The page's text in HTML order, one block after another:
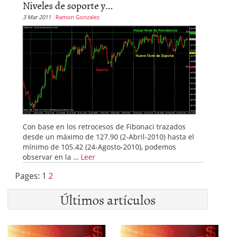
Niveles de soporte y...
3 Mar 2011 Ramon Gonzalez
Con base en los retrocesos de Fibonaci trazados
desde un máximo de 127.90 (2-Abril-2010) hasta el
mínimo de 105.42 (24-Agosto-2010), podemos
observar en la … Leer
Pages: 1 2
Últimos artículos